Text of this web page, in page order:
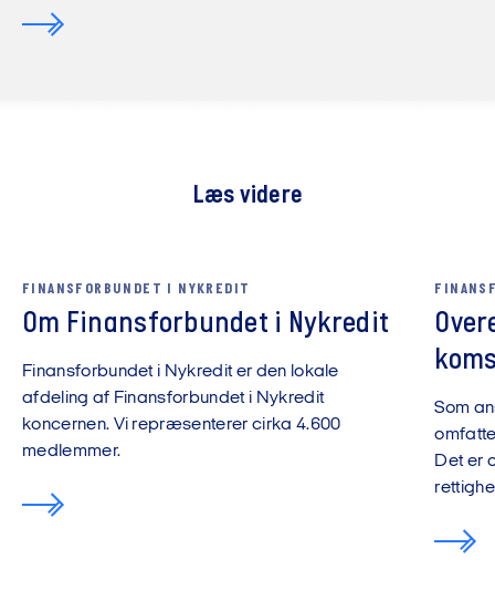
Læs videre
FINANSFORBUNDET I NYKREDIT
Om Finansforbundet i Nykredit
Finansforbundet i Nykredit er den lokale
afdeling af Finansforbundet i Nykredit
koncernen. Vi repræsenterer cirka 4.600
medlemmer.
Som
Det er